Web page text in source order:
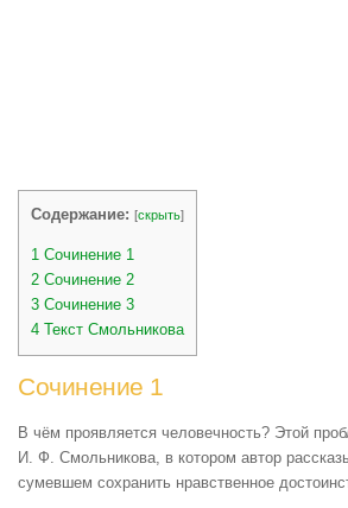
Содержание: [скрыть]
1 Сочинение 1
2 Сочинение 2
3 Сочинение 3
4 Текст Смольникова
Сочинение 1
В чём проявляется человечность? Этой
И. Ф. Смольникова, в котором автор
сумевшем сохранить нравственное